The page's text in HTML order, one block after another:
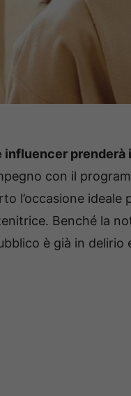
influencer prenderà
con il
l’occasione
Benché la
è già in delirio